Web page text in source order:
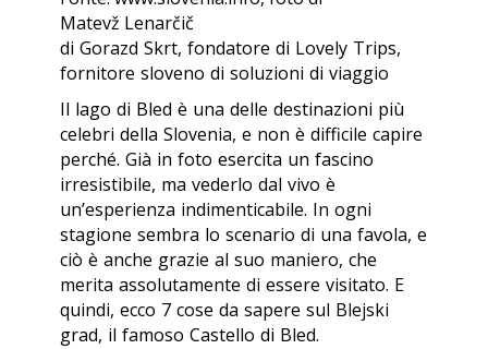
Matevž Lenarčič
di Gorazd Skrt, fondatore di Lovely Trips,
fornitore sloveno di soluzioni di viaggio
Il lago di Bled è una delle destinazioni più
celebri della Slovenia, e non è difficile capire
perché. Già in foto esercita un fascino
irresistibile, ma vederlo dal vivo è
un’esperienza indimenticabile. In ogni
stagione sembra lo scenario di una favola, e
ciò è anche grazie al suo maniero, che
merita assolutamente di essere visitato. E
quindi, ecco 7 cose da sapere sul Blejski
grad, il famoso Castello di Bled.